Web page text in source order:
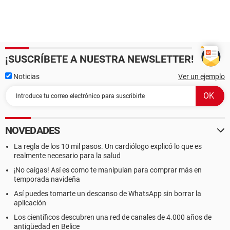
mucho cualquier ayuda
Gracias
¡SUSCRÍBETE A NUESTRA NEWSLETTER!
Noticias Ver un ejemplo
NOVEDADES
La regla de los 10 mil pasos. Un cardiólogo explicó lo que es
realmente necesario para la salud
¡No caigas! Así es como te manipulan para comprar más en
temporada navideña
Así puedes tomarte un descanso de WhatsApp sin borrar la
aplicación
Los científicos descubren una red de canales de 4.000 años de
antigüedad en Belice